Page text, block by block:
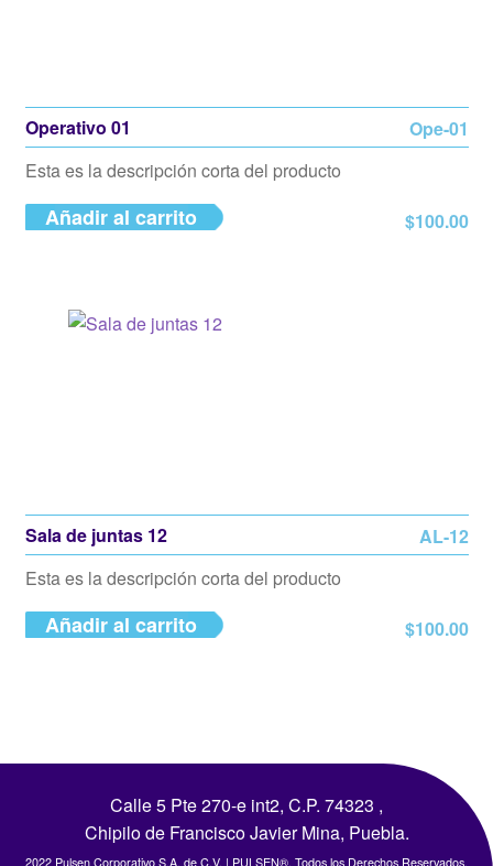
Operativo 01
$100.00
Ope-01
Esta es la descripción corta del producto
Añadir al carrito
Sala de juntas 12
$100.00
AL-12
Esta es la descripción corta del producto
Añadir al carrito
Calle 5 Pte 270-e int2, C.P. 74323 ,
Chipilo de Francisco Javier Mina, Puebla.
2022 Pulsen Corporativo S.A. de C.V. | PULSEN®. Todos los Derechos Reservados.